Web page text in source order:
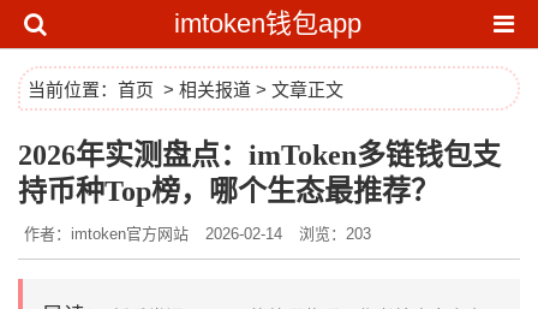
imtoken钱包app
当前位置： 首页 > 相关报道 > 文章正文
2026年实测盘点：imToken多链钱包支
持币种Top榜，哪个生态最推荐？
作者：imtoken官方网站 2026-02-14 浏览：203